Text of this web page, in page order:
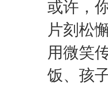
或许，
片刻松
用微笑
饭、孩